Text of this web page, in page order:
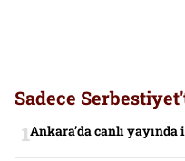
Sadece
Ankara’da canlı